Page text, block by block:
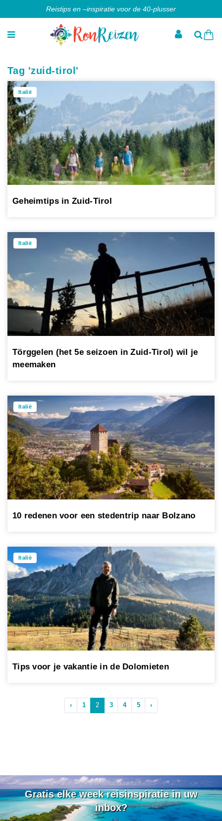
Reistips en –inspiratie voor de 40-plusser
Tag 'zuid-tirol'
Italië
Geheimtips in Zuid-Tirol
Italië
Törggelen (het 5e seizoen in Zuid-Tirol) wil je
meemaken
Italië
10 redenen voor een stedentrip naar Bolzano
Italië
Tips voor je vakantie in de Dolomieten
‹ 1 2 3 4 5 ›
Gratis elke week reisinspiratie in uw
inbox?